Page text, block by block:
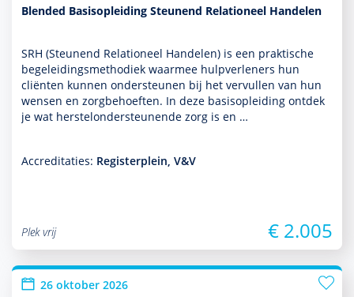
Blended Basisopleiding Steunend Relationeel Handelen
SRH (Steunend Relationeel Han­delen) is een prak­tische
bege­lei­dingsmetho­diek waarmee hulp­ver­le­ners hun
cliënten kunnen onder­steunen bij het vervullen van hun
wensen en zorg­behoef­ten. In deze basis­opleiding ontdek
je wat herstelonder­steunende zorg is en …
Accreditaties: Registerplein, V&V
Plek vrij € 2.005
26 oktober 2026